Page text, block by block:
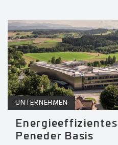
UNTERNEHMEN
Peneder Basis